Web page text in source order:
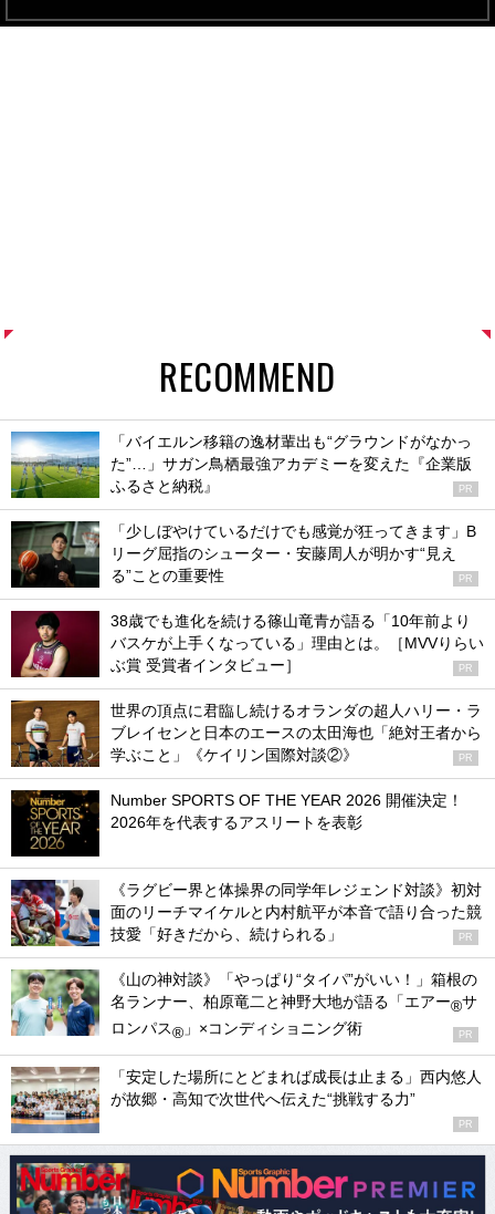
RECOMMEND
「バイエルン移籍の逸材輩出も“グラウンドがなかっ
た”…」サガン鳥栖最強アカデミーを変えた『企業版
ふるさと納税』
PR
「少しぼやけているだけでも感覚が狂ってきます」B
リーグ屈指のシューター・安藤周人が明かす“見え
る”ことの重要性
PR
38歳でも進化を続ける篠山竜青が語る「10年前より
バスケが上手くなっている」理由とは。［MVVりらい
ぶ賞 受賞者インタビュー］
PR
世界の頂点に君臨し続けるオランダの超人ハリー・ラ
ブレイセンと日本のエースの太田海也「絶対王者から
学ぶこと」《ケイリン国際対談②》
PR
Number SPORTS OF THE YEAR 2026 開催決定！
2026年を代表するアスリートを表彰
《ラグビー界と体操界の同学年レジェンド対談》初対
面のリーチマイケルと内村航平が本音で語り合った競
技愛「好きだから、続けられる」
PR
《山の神対談》「やっぱり“タイパ”がいい！」箱根の
名ランナー、柏原竜二と神野大地が語る「エアー®サ
ロンパス® 」×コンディショニング術 PR
「安定した場所にとどまれば成長は止まる」西内悠人
が故郷・高知で次世代へ伝えた“挑戦する力”
PR